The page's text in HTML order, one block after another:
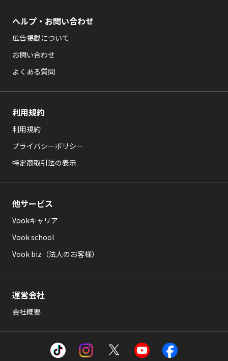
ヘルプ・お問い合わせ
広告掲載について
お問い合わせ
よくある質問
利用規約
利用規約
プライバシーポリシー
特定商取引法の表示
他サービス
Vookキャリア
Vook school
Vook biz（法人のお客様）
運営会社
会社概要